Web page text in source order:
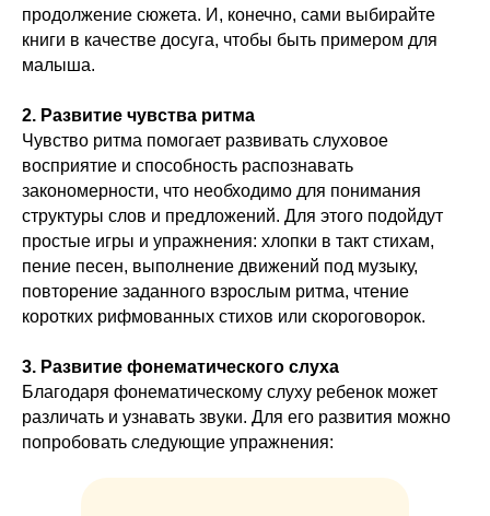
продолжение сюжета. И, конечно, сами выбирайте
книги в качестве досуга, чтобы быть примером для
малыша.
2. Развитие чувства ритма
Чувство ритма помогает развивать слуховое
восприятие и способность распознавать
закономерности, что необходимо для понимания
структуры слов и предложений. Для этого подойдут
простые игры и упражнения: хлопки в такт стихам,
пение песен, выполнение движений под музыку,
повторение заданного взрослым ритма, чтение
коротких рифмованных стихов или скороговорок.
3. Развитие фонематического слуха
Благодаря фонематическому слуху ребенок может
различать и узнавать звуки. Для его развития можно
попробовать следующие упражнения: